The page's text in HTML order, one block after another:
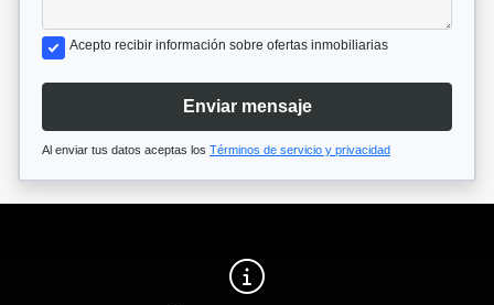
Acepto recibir información sobre ofertas inmobiliarias
Enviar mensaje
Al enviar tus datos aceptas los Términos de servicio y privacidad